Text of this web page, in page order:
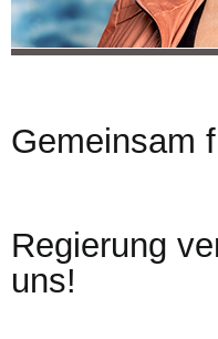
Gemeinsam
Regierung
uns!